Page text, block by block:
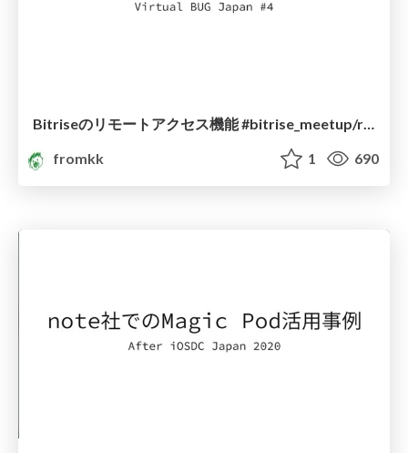
Bitriseのリモートアクセス機能 #bitrise_meetup/remote_access_of_bitrise
fromkk
1 690